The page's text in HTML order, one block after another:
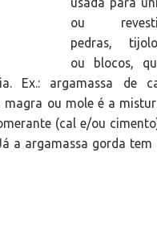
ou
pedras,
ou blocos,
Ex.: argamassa de
magra ou mole é a
(cal e/ou
a argamassa gorda tem